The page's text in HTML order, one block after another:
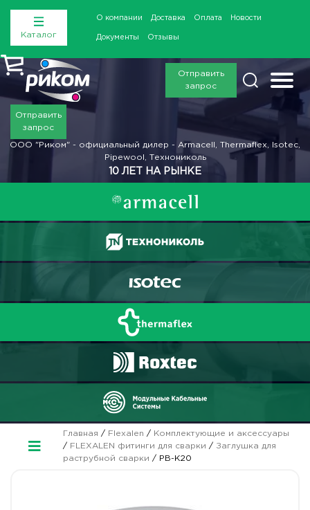
Каталог
О компании Доставка Оплата Новости
Документы Отзывы
Отправить
запрос
Отправить
запрос
ООО "Риком" - официальный дилер - Armacell, Thermaflex, Isotec,
Pipewool, Технониколь
10 ЛЕТ НА РЫНКЕ
Главная / Flexalen / Комплектующие и аксессуары
/ FLEXALEN фитинги для сварки / Заглушка для
раструбной сварки / PB-K20